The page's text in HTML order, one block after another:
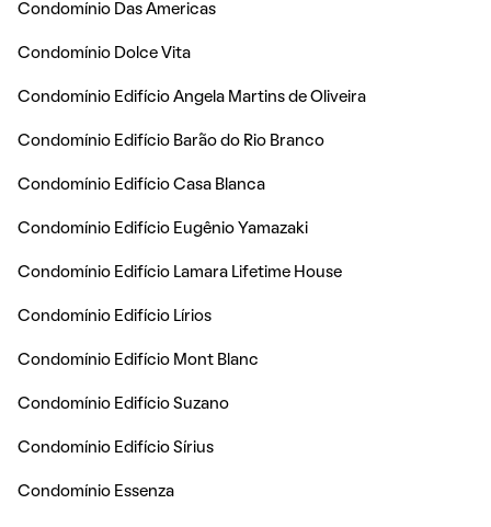
Condomínio Das Americas
Condomínio Dolce Vita
Condomínio Edifício Angela Martins de Oliveira
Condomínio Edifício Barão do Rio Branco
Condomínio Edifício Casa Blanca
Condomínio Edifício Eugênio Yamazaki
Condomínio Edifício Lamara Lifetime House
Condomínio Edifício Lírios
Condomínio Edifício Mont Blanc
Condomínio Edifício Suzano
Condomínio Edifício Sírius
Condomínio Essenza